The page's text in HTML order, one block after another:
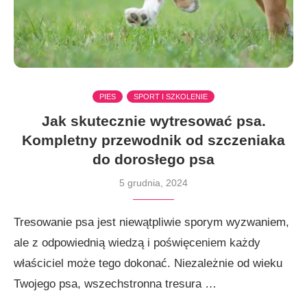
PIES SPORT I SZKOLENIE
Jak skutecznie wytresować psa.
Kompletny przewodnik od szczeniaka
do dorosłego psa
5 grudnia, 2024
Tresowanie psa jest niewątpliwie sporym wyzwaniem,
ale z odpowiednią wiedzą i poświęceniem każdy
właściciel może tego dokonać. Niezależnie od wieku
Twojego psa, wszechstronna tresura …